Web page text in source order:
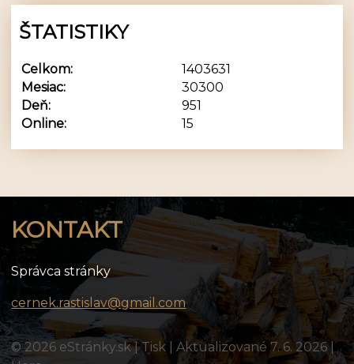
ŠTATISTIKY
Online: 15
Celkom:
1403631
Mesiac:
30300
Deň:
951
KONTAKT
Správca stránky
cernek.rastislav@gmail.com
© 2026 eStránky.sk|Tisk |Aktualizované 7. 6. 2026 |